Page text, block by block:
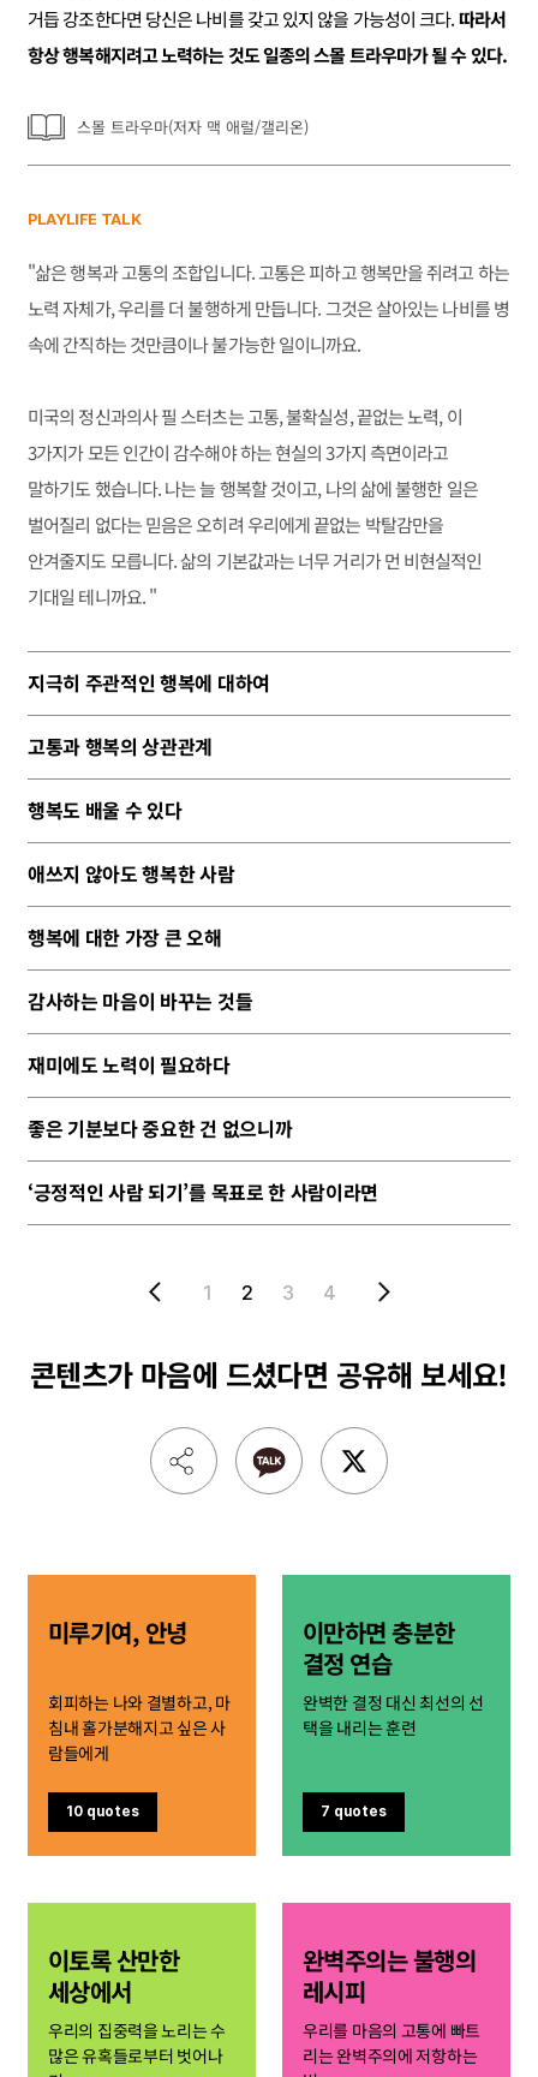
거듭 강조한다면 당신은 나비를 갖고 있지 않을 가능성이 크다.따라서
항상 행복해지려고 노력하는 것도 일종의 스몰 트라우마가 될 수 있다.
스몰 트라우마(저자 맥 애럴/갤리온)
PLAYLIFE TALK
"삶은 행복과 고통의 조합입니다. 고통은 피하고 행복만을 쥐려고 하는
노력 자체가, 우리를 더 불행하게 만듭니다. 그것은 살아있는 나비를 병
속에 간직하는 것만큼이나 불가능한 일이니까요.
미국의 정신과의사 필 스터츠는 고통, 불확실성, 끝없는 노력, 이
3가지가 모든 인간이 감수해야 하는 현실의 3가지 측면이라고
말하기도 했습니다. 나는 늘 행복할 것이고, 나의 삶에 불행한 일은
벌어질리 없다는 믿음은 오히려 우리에게 끝없는 박탈감만을
안겨줄지도 모릅니다. 삶의 기본값과는 너무 거리가 먼 비현실적인
기대일 테니까요. "
지극히 주관적인 행복에 대하여
고통과 행복의 상관관계
행복도 배울 수 있다
애쓰지 않아도 행복한 사람
행복에 대한 가장 큰 오해
감사하는 마음이 바꾸는 것들
재미에도 노력이 필요하다
좋은 기분보다 중요한 건 없으니까
‘긍정적인 사람 되기’를 목표로 한 사람이라면
1 2 3 4
콘텐츠가 마음에 드셨다면 공유해 보세요!
미루기여, 안녕
회피하는 나와 결별하고, 마
침내 홀가분해지고 싶은 사
람들에게
10 quotes
이만하면 충분한
결정 연습
완벽한 결정 대신 최선의 선
택을 내리는 훈련
7 quotes
이토록 산만한
세상에서
우리의 집중력을 노리는 수
많은 유혹들로부터 벗어나
완벽주의는 불행의
레시피
우리를 마음의 고통에 빠트
리는 완벽주의에 저항하는